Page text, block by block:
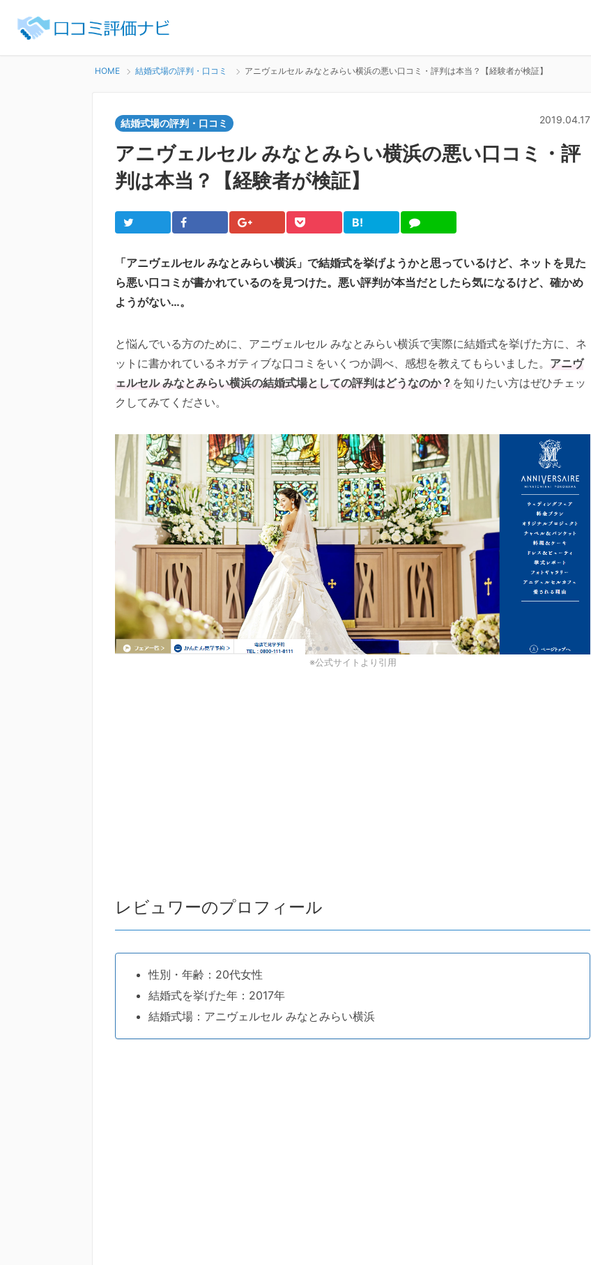
HOME 結婚式場の評判・口コミ アニヴェルセル みなとみらい横浜の悪い口コミ・評判は本当？【経験者が検証】
結婚式場の評判・口コミ 2019.04.17
アニヴェルセル みなとみらい横浜の悪い口コミ・評
判は本当？【経験者が検証】
Twitter Facebook Google+ Pocket
B!
は
ブ
LINE
「アニヴェルセル みなとみらい横浜」で結婚式を挙げようかと思っているけど、ネットを見た
ら悪い口コミが書かれているのを見つけた。悪い評判が本当だとしたら気になるけど、確かめ
ようがない…。
と悩んでいる方のために、アニヴェルセル みなとみらい横浜で実際に結婚式を挙げた方に、ネ
ットに書かれているネガティブな口コミをいくつか調べ、感想を教えてもらいました。 アニヴ
ェルセル みなとみらい横浜の結婚式場としての評判はどうなのか？ を知りたい方はぜひチェッ
クしてみてください。
※公式サイトより引用
レビュワーのプロフィール
性別・年齢：20代女性
結婚式を挙げた年：2017年
結婚式場：アニヴェルセル みなとみらい横浜